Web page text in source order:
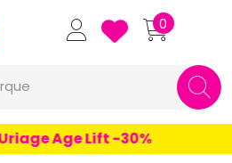
Grande Pharmacie
0
Age Lift -30%